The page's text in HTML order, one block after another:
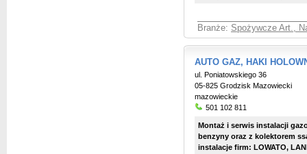
Branże: Spożywcze Art.,
AUTO GAZ, HAKI
ul. Poniatowskiego 36
05-825 Grodzisk Mazowiecki
mazowieckie
501 102 811
Montaż i serwis instalacji
benzyny oraz z kolektorem
instalacje firm: LOWATO,